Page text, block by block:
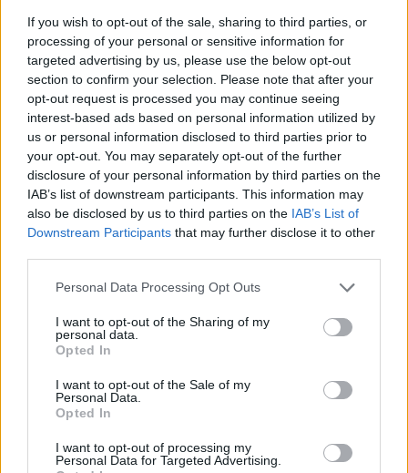
If you wish to opt-out of the sale, sharing to third parties, or
processing of your personal or sensitive information for
targeted advertising by us, please use the below opt-out
section to confirm your selection. Please note that after your
opt-out request is processed you may continue seeing
interest-based ads based on personal information utilized by
us or personal information disclosed to third parties prior to
your opt-out. You may separately opt-out of the further
disclosure of your personal information by third parties on the
IAB’s list of downstream participants. This information may
also be disclosed by us to third parties on the IAB’s List of
Downstream Participants that may further disclose it to other
Personal Data Processing Opt Outs
I want to opt-out of the Sharing of my
personal data.
Opted In
I want to opt-out of the Sale of my
Personal Data.
Opted In
I want to opt-out of processing my
Personal Data for Targeted Advertising.
Esim for Global
for Turkey|Esim for Germany|Esim for Greece |